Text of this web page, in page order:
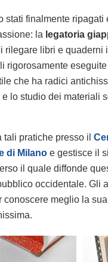
stati finalmente ripagati
la legatoria
rilegare libri e quaderni
rigorosamente
che ha radici
lo studio dei materiali
pratiche presso il
di Milano e gestisce il
il quale diffonde
occidentale. Gli
conoscere meglio la sua